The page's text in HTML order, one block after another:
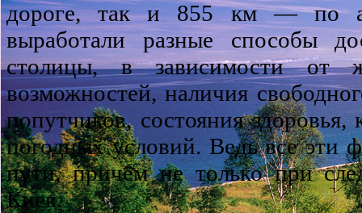
дороге, так и 855 км — по
выработали разные способы
столицы, в зависимости от
возможностей, наличия
попутчиков, состояния здоровья,
погодных условий. Ведь все эти
пути, причём не только при
Киев.